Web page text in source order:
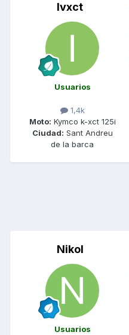
Ivxct
Usuarios
1,4k
Moto: Kymco k-xct 125i
Ciudad: Sant Andreu
de la barca
Nikol
Usuarios